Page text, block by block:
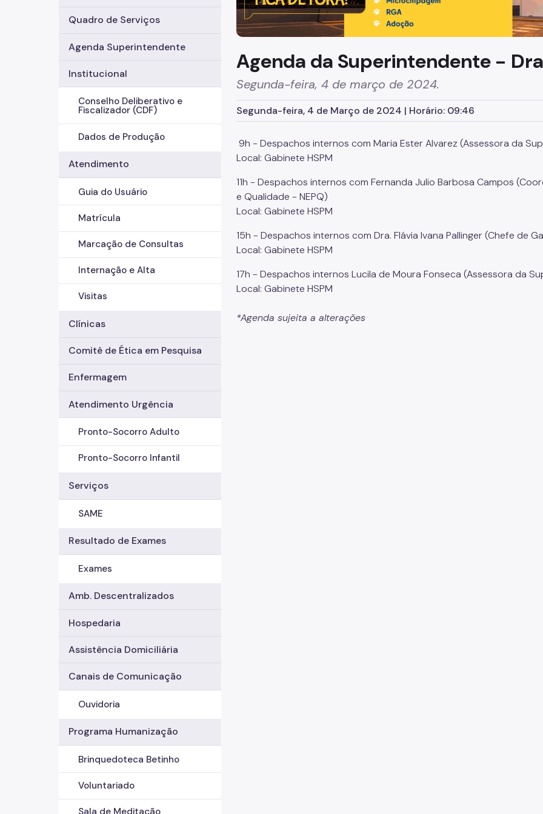
Quadro de Serviços
Agenda Superintendente
Institucional
Conselho Deliberativo e
Fiscalizador (CDF)
Dados de Produção
Atendimento
Guia do Usuário
Matrícula
Marcação de Consultas
Internação e Alta
Visitas
Clínicas
Comitê de Ética em Pesquisa
Enfermagem
Atendimento Urgência
Pronto-Socorro Adulto
Pronto-Socorro Infantil
Serviços
SAME
Resultado de Exames
Exames
Amb. Descentralizados
Hospedaria
Assistência Domiciliária
Canais de Comunicação
Ouvidoria
Programa Humanização
Brinquedoteca Betinho
Voluntariado
Agenda da Superintendente -
Segunda-feira, 4 de março de 2024.
Segunda-feira, 4 de Março de 2024 | Horário: 09:46
9h - Despachos internos com Maria Ester Alvarez (Assessora da
Local: Gabinete HSPM
11h - Despachos internos com Fernanda Julio Barbosa Campos
e Qualidade - NEPQ)
Local: Gabinete HSPM
15h - Despachos internos com Dra. Flávia Ivana Pallinger (Chefe de
Local: Gabinete HSPM
17h - Despachos internos Lucila de Moura Fonseca (Assessora da
Local: Gabinete HSPM
*Agenda sujeita a alterações